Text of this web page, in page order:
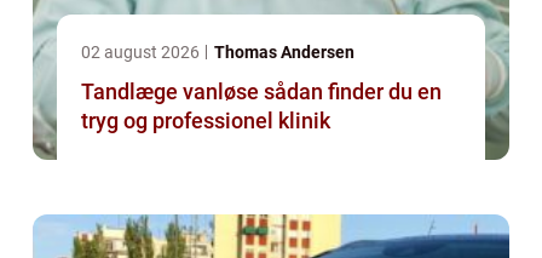
02 august 2026 Thomas Andersen
Tandlæge vanløse sådan finder du en
tryg og professionel klinik